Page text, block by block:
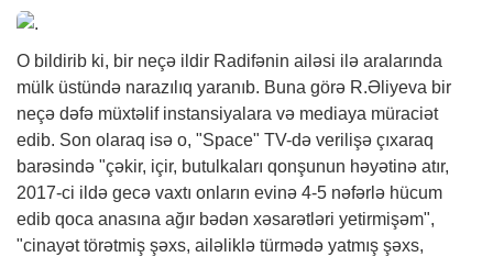
O bildirib ki, bir neçə ildir Radifənin ailəsi ilə aralarında
mülk üstündə narazılıq yaranıb. Buna görə R.Əliyeva bir
neçə dəfə müxtəlif instansiyalara və mediaya müraciət
edib. Son olaraq isə o, "Space" TV-də verilişə çıxaraq
barəsində "çəkir, içir, butulkaları qonşunun həyətinə atır,
2017-ci ildə gecə vaxtı onların evinə 4-5 nəfərlə hücum
edib qoca anasına ağır bədən xəsarətləri yetirmişəm",
"cinayət törətmiş şəxs, ailəliklə türmədə yatmış şəxs,